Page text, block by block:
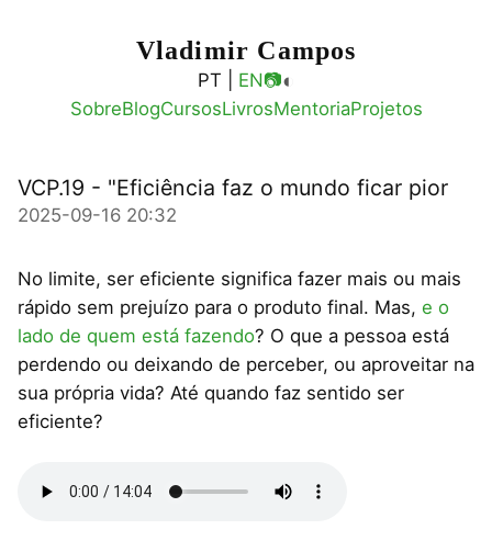
Vladimir Campos
PT | EN📷◐
SobreBlogCursosLivrosMentoriaProjetos
VCP.19 - "Eficiência faz o mundo ficar pior
2025-09-16 20:32
No limite, ser eficiente significa fazer mais ou mais
rápido sem prejuízo para o produto final. Mas, e o
lado de quem está fazendo? O que a pessoa está
perdendo ou deixando de perceber, ou aproveitar na
sua própria vida? Até quando faz sentido ser
eficiente?